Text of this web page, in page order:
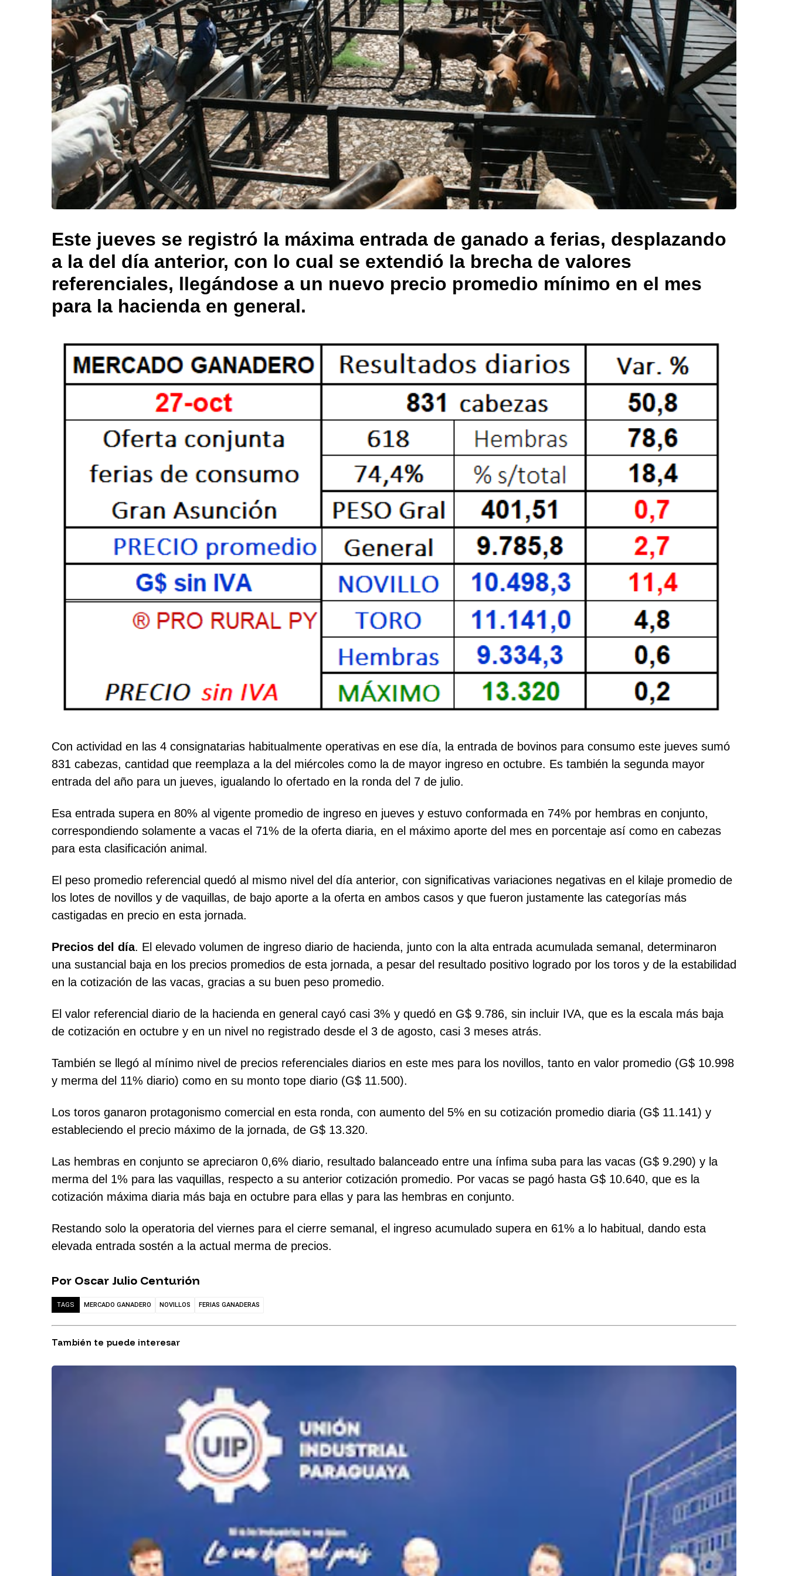
Este jueves se registró la máxima entrada de ganado a ferias, desplazando
a la del día anterior, con lo cual se extendió la brecha de valores
referenciales, llegándose a un nuevo precio promedio mínimo en el mes
para la hacienda en general.
Con actividad en las 4 consignatarias habitualmente operativas en ese día, la entrada de bovinos para consumo este jueves sumó
831 cabezas, cantidad que reemplaza a la del miércoles como la de mayor ingreso en octubre. Es también la segunda mayor
entrada del año para un jueves, igualando lo ofertado en la ronda del 7 de julio.
Esa entrada supera en 80% al vigente promedio de ingreso en jueves y estuvo conformada en 74% por hembras en conjunto,
correspondiendo solamente a vacas el 71% de la oferta diaria, en el máximo aporte del mes en porcentaje así como en cabezas
para esta clasificación animal.
El peso promedio referencial quedó al mismo nivel del día anterior, con significativas variaciones negativas en el kilaje promedio de
los lotes de novillos y de vaquillas, de bajo aporte a la oferta en ambos casos y que fueron justamente las categorías más
castigadas en precio en esta jornada.
Precios del día. El elevado volumen de ingreso diario de hacienda, junto con la alta entrada acumulada semanal, determinaron
una sustancial baja en los precios promedios de esta jornada, a pesar del resultado positivo logrado por los toros y de la estabilidad
en la cotización de las vacas, gracias a su buen peso promedio.
El valor referencial diario de la hacienda en general cayó casi 3% y quedó en G$ 9.786, sin incluir IVA, que es la escala más baja
de cotización en octubre y en un nivel no registrado desde el 3 de agosto, casi 3 meses atrás.
También se llegó al mínimo nivel de precios referenciales diarios en este mes para los novillos, tanto en valor promedio (G$ 10.998
y merma del 11% diario) como en su monto tope diario (G$ 11.500).
Los toros ganaron protagonismo comercial en esta ronda, con aumento del 5% en su cotización promedio diaria (G$ 11.141) y
estableciendo el precio máximo de la jornada, de G$ 13.320.
Las hembras en conjunto se apreciaron 0,6% diario, resultado balanceado entre una ínfima suba para las vacas (G$ 9.290) y la
merma del 1% para las vaquillas, respecto a su anterior cotización promedio. Por vacas se pagó hasta G$ 10.640, que es la
cotización máxima diaria más baja en octubre para ellas y para las hembras en conjunto.
Restando solo la operatoria del viernes para el cierre semanal, el ingreso acumulado supera en 61% a lo habitual, dando esta
elevada entrada sostén a la actual merma de precios.
Por Oscar Julio Centurión
TAGS MERCADO GANADERO NOVILLOS FERIAS GANADERAS
También te puede interesar